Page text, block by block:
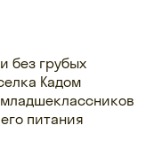
без грубых
Кадом
питания